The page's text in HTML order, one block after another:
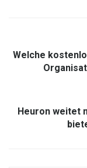
Welche
Heuron weitet